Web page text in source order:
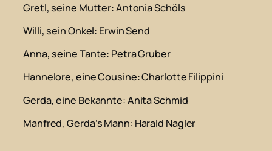
Gretl, seine Mutter: Antonia Schöls
Willi, sein Onkel: Erwin Send
Anna, seine Tante: Petra Gruber
Hannelore, eine Cousine: Charlotte Filippini
Gerda, eine Bekannte: Anita Schmid
Manfred, Gerda’s Mann: Harald Nagler